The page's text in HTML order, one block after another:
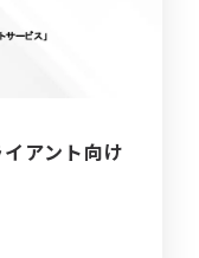
アント向け